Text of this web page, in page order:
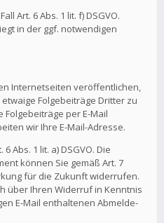
Art. 6 Abs. 1 lit. f) DSGVO.
in der ggf. notwendigen
Internetseiten veröffentlichen,
Folgebeiträge Dritter zu
per E-Mail
wir Ihre E-Mail-Adresse.
Abs. 1 lit. a) DSGVO. Die
können Sie gemäß Art. 7
für die Zukunft widerrufen.
über Ihren Widerruf in Kenntnis
E-Mail enthaltenen Abmelde-